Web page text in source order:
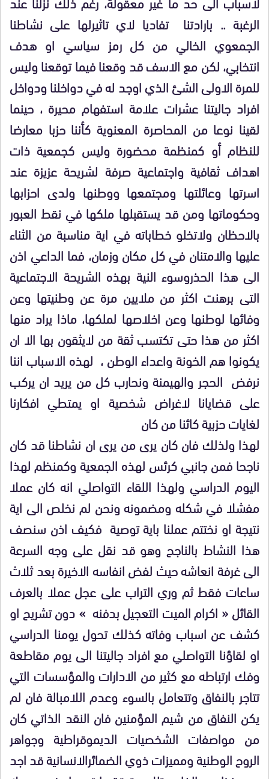
الرغبة .. بارادتنا تفاديا لاي تاثيرلها على نشاطنا
الجمعوي الخالي من كل رمز سياسي او هدف
انتخابي، لكن مع الاسف قد وقعنا فيما توقعنا وليس
للمرة الاولى الشئ الذي اوجد له في دواخلنا ودواخل
افراد جاليتنا عشرات علامة استفهام محيرة ، حينما
لقينا نوعا من المحاصرة المعنوية كأننا حزبا معارضا
للنظام أو كمنظمة محضورة وليس كجمعية ذات
اهداف ثقافية واجتماعية صرفة لشريحة عزيزة عند
اسرتها وعائلتها ومجتمعها ووطنها ولدى احزابها
وحكوماتها ومن قد يستقبلها ملكها في نقط العبور
بالاحظان ولاتخلو خطاباته في اية مناسبة من الثناء
عليها والامتنان في كل مكان وزمان، فما الداعي اذن
الى هذا الحذروسوء النية بهذه الشريحة الاجتماعية
التى برهنت اكثر من ملايين مرة عن وطنيتها وعن
وفائها لوطنها وعن اخلاصها لملكها، ماذا يراد منها
اكثر من هذا حتى تكتسب ثقة من لايثقون بها الا ان
يكونوا هم الخونة واعداء الوطن ، لهذه الاسباب اننا
نرفض الحجر والهيمنة ونحارب كل من يريد ان يركب
على قضايانا لاغراض شخصية او يمتطي افكارنا
لغايات حزبية كائنا من كان
لهذا ولذلك فان كان يرى من يرى ان نشاطنا قد كان
ناجحا فمن جانبي كرئس لهذه الجمعية وكمنظم لهذا
اليوم الدراسي ولهذا اللقاء التواصلي انه كان عملا
مفشلا في شكله ومضمونه ونحن لم نخلص الى اية
نتيجة او نختتم عملنا باية توصية فكيف اذن سنصف
هذا النشاط بالناجح وهو قد نقل على وجه السرعة
الى غرفة انعاشه حيث لفض انفاسه الاخيرة بعد ثلاث
ساعات فقط ثم وري التراب على عجل عملا بالعرف
القائل « اكرام الميت التعجيل بدفنه » دون تشريح او
كشف عن اسباب وفاته كذلك تحول يومنا الدراسي
او لقاؤنا التواصلي مع افراد جاليتنا الى يوم مقاطعة
وفك ارتباطه مع كثير من الادارات والمؤسسات التي
تتاجر بالنفاق وتتعامل بالسوء وعدم اللامبالة فان لم
يكن النفاق من شيم المؤمنين فان النقد الذاتي كان
من مواصفات الشخصيات الديموقراطية وجواهر
الروح الوطنية ومميزات ذوي الضمائرالانسانية قد اجد